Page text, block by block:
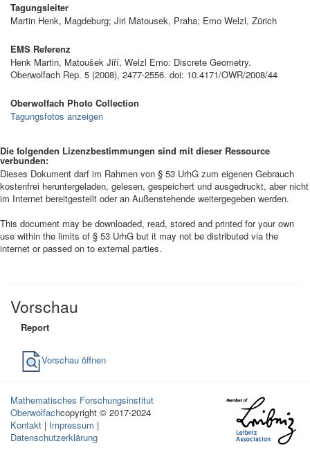
Tagungsleiter
Martin Henk, Magdeburg; Jiri Matousek, Praha; Emo Welzl, Zürich
EMS Referenz
Henk Martin, Matoušek Jiří, Welzl Emo: Discrete Geometry.
Oberwolfach Rep. 5 (2008), 2477-2556. doi: 10.4171/OWR/2008/44
Oberwolfach Photo Collection
Tagungsfotos anzeigen
Die folgenden Lizenzbestimmungen sind mit dieser Ressource
verbunden:
Dieses Dokument darf im Rahmen von § 53 UrhG zum eigenen Gebrauch
kostenfrei heruntergeladen, gelesen, gespeichert und ausgedruckt, aber nicht
im Internet bereitgestellt oder an Außenstehende weitergegeben werden.
This document may be downloaded, read, stored and printed for your own
use within the limits of § 53 UrhG but it may not be distributed via the
internet or passed on to external parties.
Vorschau
Report
Vorschau öffnen
Mathematisches Forschungsinstitut
Oberwolfachcopyright © 2017-2024
Kontakt | Impressum |
Datenschutzerklärung